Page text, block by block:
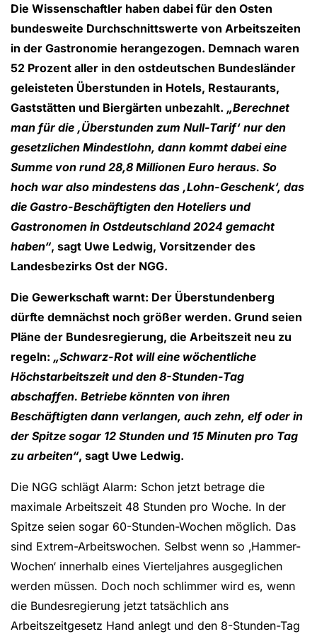
Die Wissenschaftler haben dabei für den Osten
bundesweite Durchschnittswerte von Arbeitszeiten
in der Gastronomie herangezogen. Demnach waren
52 Prozent aller in den ostdeutschen Bundesländer
geleisteten Überstunden in Hotels, Restaurants,
Gaststätten und Biergärten unbezahlt. „Berechnet
man für die ‚Überstunden zum Null-Tarif‘ nur den
gesetzlichen Mindestlohn, dann kommt dabei eine
Summe von rund 28,8 Millionen Euro heraus. So
hoch war also mindestens das ‚Lohn-Geschenk‘, das
die Gastro-Beschäftigten den Hoteliers und
Gastronomen in Ostdeutschland 2024 gemacht
haben“, sagt Uwe Ledwig, Vorsitzender des
Landesbezirks Ost der NGG.
Die Gewerkschaft warnt: Der Überstundenberg
dürfte demnächst noch größer werden. Grund seien
Pläne der Bundesregierung, die Arbeitszeit neu zu
regeln: „Schwarz-Rot will eine wöchentliche
Höchstarbeitszeit und den 8-Stunden-Tag
abschaffen. Betriebe könnten von ihren
Beschäftigten dann verlangen, auch zehn, elf oder in
der Spitze sogar 12 Stunden und 15 Minuten pro Tag
zu arbeiten“, sagt Uwe Ledwig.
Die NGG schlägt Alarm: Schon jetzt betrage die
maximale Arbeitszeit 48 Stunden pro Woche. In der
Spitze seien sogar 60-Stunden-Wochen möglich. Das
sind Extrem-Arbeitswochen. Selbst wenn so ‚Hammer-
Wochen‘ innerhalb eines Vierteljahres ausgeglichen
werden müssen. Doch noch schlimmer wird es, wenn
die Bundesregierung jetzt tatsächlich ans
Arbeitszeitgesetz Hand anlegt und den 8-Stunden-Tag